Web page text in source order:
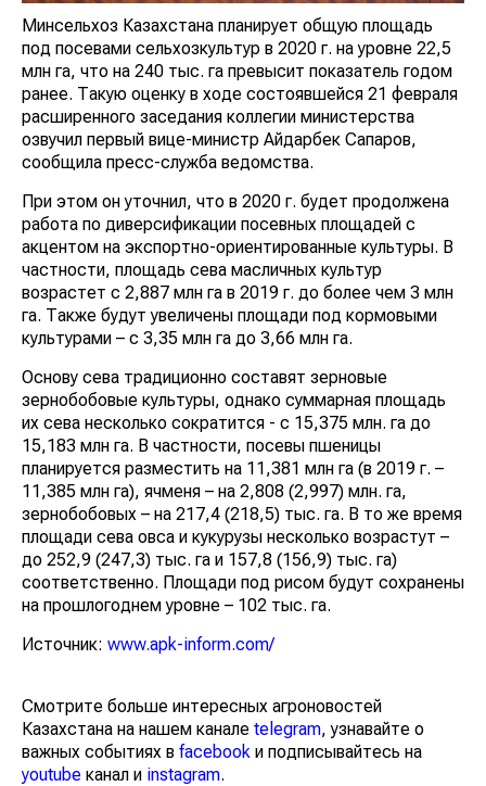
Минсельхоз Казахстана планирует общую площадь
под посевами сельхозкультур в 2020 г. на уровне 22,5
млн га, что на 240 тыс. га превысит показатель годом
ранее. Такую оценку в ходе состоявшейся 21 февраля
расширенного заседания коллегии министерства
озвучил первый вице-министр Айдарбек Сапаров,
сообщила пресс-служба ведомства.
При этом он уточнил, что в 2020 г. будет продолжена
работа по диверсификации посевных площадей с
акцентом на экспортно-ориентированные культуры. В
частности, площадь сева масличных культур
возрастет с 2,887 млн га в 2019 г. до более чем 3 млн
га. Также будут увеличены площади под кормовыми
культурами – с 3,35 млн га до 3,66 млн га.
Основу сева традиционно составят зерновые
зернобобовые культуры, однако суммарная площадь
их сева несколько сократится - с 15,375 млн. га до
15,183 млн га. В частности, посевы пшеницы
планируется разместить на 11,381 млн га (в 2019 г. –
11,385 млн га), ячменя – на 2,808 (2,997) млн. га,
зернобобовых – на 217,4 (218,5) тыс. га. В то же время
площади сева овса и кукурузы несколько возрастут –
до 252,9 (247,3) тыс. га и 157,8 (156,9) тыс. га)
соответственно. Площади под рисом будут сохранены
на прошлогоднем уровне – 102 тыс. га.
Источник: www.apk-inform.com/
Смотрите больше интересных агроновостей
Казахстана на нашем канале telegram, узнавайте о
важных событиях в facebook и подписывайтесь на
youtube канал и instagram.